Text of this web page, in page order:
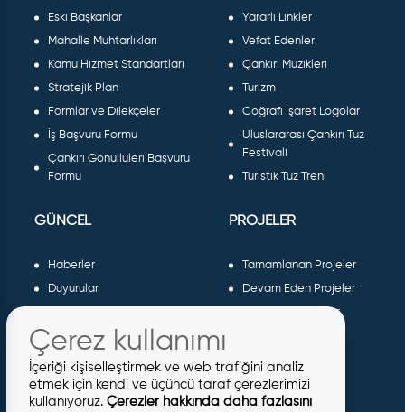
Eski Başkanlar
Mahalle Muhtarlıkları
Kamu Hizmet Standartları
Stratejik Plan
Formlar ve Dilekçeler
İş Başvuru Formu
Çankırı Gönüllüleri Başvuru
Formu
Yararlı Linkler
Vefat Edenler
Çankırı Müzikleri
Turizm
Coğrafi İşaret Logolar
Uluslararası Çankırı Tuz
Festivali
Turistik Tuz Treni
GÜNCEL
Haberler
Duyurular
Galeri
Etkinlikler
Meclis Kararları
İhaleler
PROJELER
Tamamlanan Projeler
Devam Eden Projeler
Planlanan Projeler
Sosyal Projeler
Çerez kullanımı
İçeriği kişiselleştirmek ve web trafiğini analiz
etmek için kendi ve üçüncü taraf çerezlerimizi
kullanıyoruz. Çerezler hakkında daha fazlasını